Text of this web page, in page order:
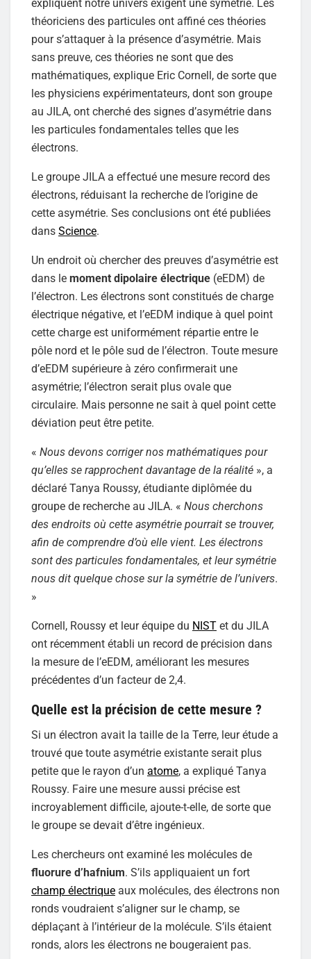
expliquent notre univers exigent une symétrie. Les
théoriciens des particules ont affiné ces théories
pour s’attaquer à la présence d’asymétrie. Mais
sans preuve, ces théories ne sont que des
mathématiques, explique Eric Cornell, de sorte que
les physiciens expérimentateurs, dont son groupe
au JILA, ont cherché des signes d’asymétrie dans
les particules fondamentales telles que les
électrons.
Le groupe JILA a effectué une mesure record des
électrons, réduisant la recherche de l’origine de
cette asymétrie. Ses conclusions ont été publiées
dans Science.
Un endroit où chercher des preuves d’asymétrie est
dans le moment dipolaire électrique (eEDM) de
l’électron. Les électrons sont constitués de charge
électrique négative, et l’eEDM indique à quel point
cette charge est uniformément répartie entre le
pôle nord et le pôle sud de l’électron. Toute mesure
d’eEDM supérieure à zéro confirmerait une
asymétrie; l’électron serait plus ovale que
circulaire. Mais personne ne sait à quel point cette
déviation peut être petite.
« Nous devons corriger nos mathématiques pour
qu’elles se rapprochent davantage de la réalité », a
déclaré Tanya Roussy, étudiante diplômée du
groupe de recherche au JILA. « Nous cherchons
des endroits où cette asymétrie pourrait se trouver,
afin de comprendre d’où elle vient. Les électrons
sont des particules fondamentales, et leur symétrie
nous dit quelque chose sur la symétrie de l’univers.
»
Cornell, Roussy et leur équipe du NIST et du JILA
ont récemment établi un record de précision dans
la mesure de l’eEDM, améliorant les mesures
précédentes d’un facteur de 2,4.
Quelle est la précision de cette mesure ?
Si un électron avait la taille de la Terre, leur étude a
trouvé que toute asymétrie existante serait plus
petite que le rayon d’un atome, a expliqué Tanya
Roussy. Faire une mesure aussi précise est
incroyablement difficile, ajoute-t-elle, de sorte que
le groupe se devait d’être ingénieux.
Les chercheurs ont examiné les molécules de
fluorure d’hafnium. S’ils appliquaient un fort
champ électrique aux molécules, des électrons non
ronds voudraient s’aligner sur le champ, se
déplaçant à l’intérieur de la molécule. S’ils étaient
ronds, alors les électrons ne bougeraient pas.